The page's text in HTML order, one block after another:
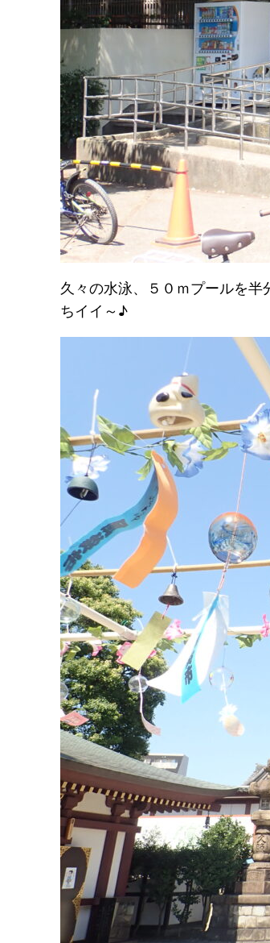
久々の水泳、５０ｍプールを
ちイイ～♪